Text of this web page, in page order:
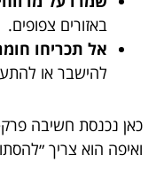
באזורים צפופים.
אל תכריחו
להישבר או
כאן נכנסת חשיבה
ואיפה הוא צריך